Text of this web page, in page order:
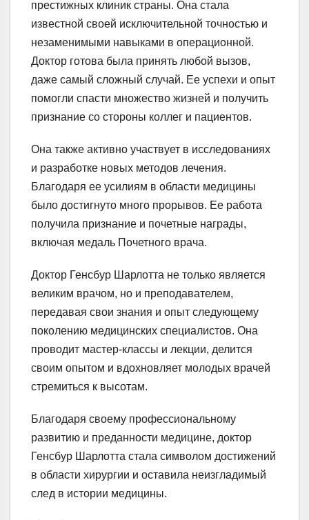
престижных клиник страны. Она стала
известной своей исключительной точностью и
незаменимыми навыками в операционной.
Доктор готова была принять любой вызов,
даже самый сложный случай. Ее успехи и опыт
помогли спасти множество жизней и получить
признание со стороны коллег и пациентов.
Она также активно участвует в исследованиях
и разработке новых методов лечения.
Благодаря ее усилиям в области медицины
было достигнуто много прорывов. Ее работа
получила признание и почетные награды,
включая медаль Почетного врача.
Доктор Генсбур Шарлотта не только является
великим врачом, но и преподавателем,
передавая свои знания и опыт следующему
поколению медицинских специалистов. Она
проводит мастер-классы и лекции, делится
своим опытом и вдохновляет молодых врачей
стремиться к высотам.
Благодаря своему профессиональному
развитию и преданности медицине, доктор
Генсбур Шарлотта стала символом достижений
в области хирургии и оставила неизгладимый
след в истории медицины.